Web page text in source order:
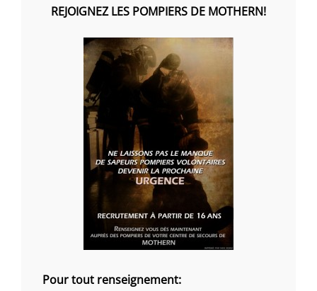
REJOIGNEZ LES POMPIERS DE MOTHERN!
Pour tout renseignement: